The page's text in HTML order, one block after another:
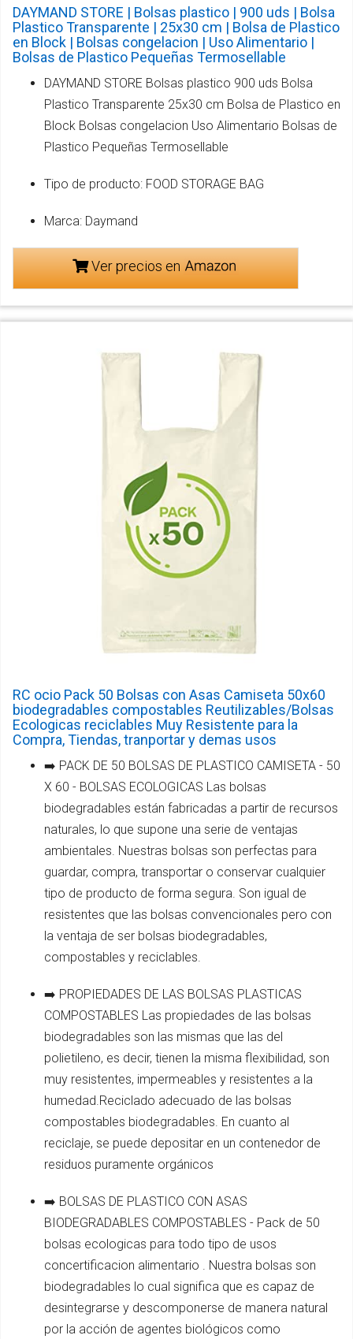
DAYMAND STORE | Bolsas plastico | 900 uds | Bolsa
Plastico Transparente | 25x30 cm | Bolsa de Plastico
en Block | Bolsas congelacion | Uso Alimentario |
Bolsas de Plastico Pequeñas Termosellable
DAYMAND STORE Bolsas plastico 900 uds Bolsa
Plastico Transparente 25x30 cm Bolsa de Plastico en
Block Bolsas congelacion Uso Alimentario Bolsas de
Plastico Pequeñas Termosellable
Tipo de producto: FOOD STORAGE BAG
Marca: Daymand
Ver precios en
RC ocio Pack 50 Bolsas con Asas Camiseta 50x60
biodegradables compostables Reutilizables/Bolsas
Ecologicas reciclables Muy Resistente para la
Compra, Tiendas, tranportar y demas usos
➡️ PACK DE 50 BOLSAS DE PLASTICO CAMISETA - 50
X 60 - BOLSAS ECOLOGICAS Las bolsas
biodegradables están fabricadas a partir de recursos
naturales, lo que supone una serie de ventajas
ambientales. Nuestras bolsas son perfectas para
guardar, compra, transportar o conservar cualquier
tipo de producto de forma segura. Son igual de
resistentes que las bolsas convencionales pero con
la ventaja de ser bolsas biodegradables,
compostables y reciclables.
➡️ PROPIEDADES DE LAS BOLSAS PLASTICAS
COMPOSTABLES Las propiedades de las bolsas
biodegradables son las mismas que las del
polietileno, es decir, tienen la misma flexibilidad, son
muy resistentes, impermeables y resistentes a la
humedad.Reciclado adecuado de las bolsas
compostables biodegradables. En cuanto al
reciclaje, se puede depositar en un contenedor de
residuos puramente orgánicos
➡️ BOLSAS DE PLASTICO CON ASAS
BIODEGRADABLES COMPOSTABLES - Pack de 50
bolsas ecologicas para todo tipo de usos
concertificacion alimentario . Nuestra bolsas son
biodegradables lo cual significa que es capaz de
desintegrarse y descomponerse de manera natural
por la acción de agentes biológicos como